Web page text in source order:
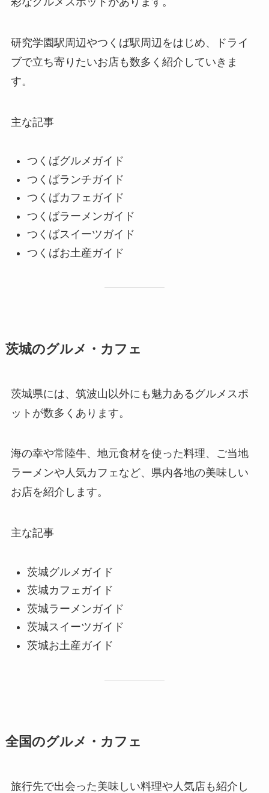
研究学園駅周辺やつくば駅周辺をはじめ、ドライ
ブで立ち寄りたいお店も数多く紹介していきま
す。
主な記事
つくばグルメガイド
つくばランチガイド
つくばカフェガイド
つくばラーメンガイド
つくばスイーツガイド
つくばお土産ガイド
茨城のグルメ・カフェ
茨城県には、筑波山以外にも魅力あるグルメスポ
ットが数多くあります。
海の幸や常陸牛、地元食材を使った料理、ご当地
ラーメンや人気カフェなど、県内各地の美味しい
お店を紹介します。
主な記事
茨城グルメガイド
茨城カフェガイド
茨城ラーメンガイド
茨城スイーツガイド
茨城お土産ガイド
全国のグルメ・カフェ
旅行先で出会った美味しい料理や人気店も紹介し